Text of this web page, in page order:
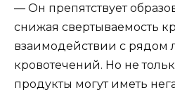
— Он препятствует
снижая свертываемость
взаимодействии с рядом
кровотечений. Но не
продукты могут иметь